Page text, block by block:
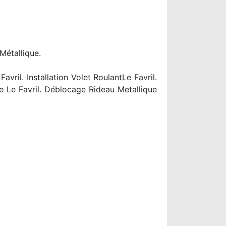
Installation Volet RoulantLe Favril.
Le Favril. Déblocage Rideau Metallique